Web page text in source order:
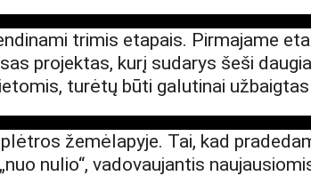
trimis etapais. Pirmajame
projektas, kurį sudarys šeši
turėtų būti galutinai
žemėlapyje. Tai, kad
nulio“, vadovaujantis